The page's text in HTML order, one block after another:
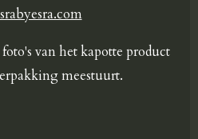
van het kapotte product
meestuurt.